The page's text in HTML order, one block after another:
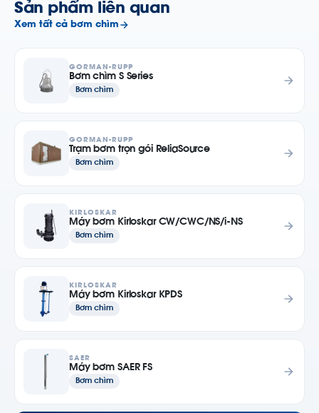
Sản phẩm liên quan
Xem tất cả bơm chìm
GORMAN-RUPP
Bơm chìm S Series
Bơm chìm
GORMAN-RUPP
Trạm bơm trọn gói ReliaSource
Bơm chìm
KIRLOSKAR
Máy bơm Kirloskar CW/CWC/NS/i-NS
Bơm chìm
KIRLOSKAR
Máy bơm Kirloskar KPDS
Bơm chìm
SAER
Máy bơm SAER FS
Bơm chìm